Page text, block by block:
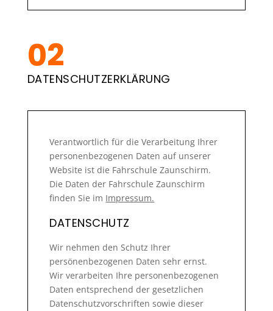
DATENSCHUTZERKLÄRUNG
Verantwortlich für die Verarbeitung Ihrer
personenbezogenen Daten auf unserer
Website ist die Fahrschule Zaunschirm.
Die Daten der Fahrschule Zaunschirm
finden Sie im Impressum.
DATENSCHUTZ
Wir nehmen den Schutz Ihrer
persönenbezogenen Daten sehr ernst.
Wir verarbeiten Ihre personenbezogenen
Daten entsprechend der gesetzlichen
Datenschutzvorschriften sowie dieser